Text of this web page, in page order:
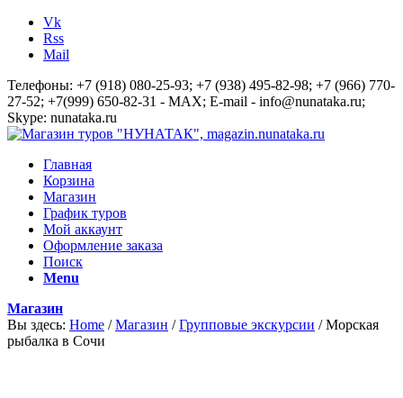
Vk
Rss
Mail
Телефоны: +7 (918) 080-25-93; +7 (938) 495-82-98; +7 (966) 770-
27-52; +7(999) 650-82-31 - MAX; E-mail - info@nunataka.ru;
Skype: nunataka.ru
Главная
Корзина
Магазин
График туров
Мой аккаунт
Оформление заказа
Поиск
Menu
Магазин
Вы здесь: Home / Магазин / Групповые экскурсии / Морская
рыбалка в Сочи